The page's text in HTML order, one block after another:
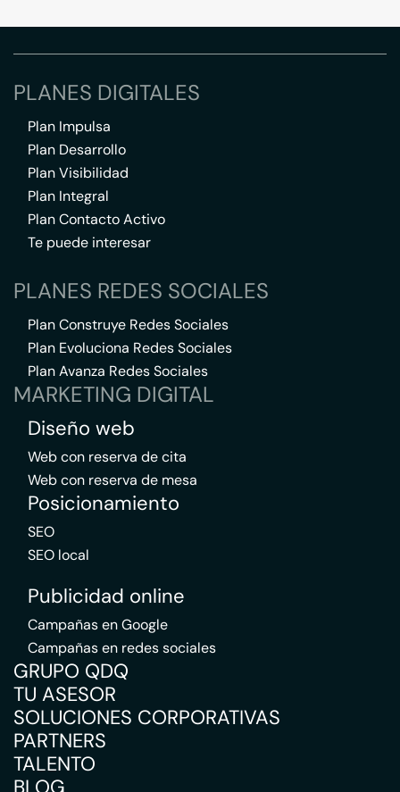
PLANES DIGITALES
Plan Impulsa
Plan Desarrollo
Plan Visibilidad
Plan Integral
Plan Contacto Activo
Te puede interesar
PLANES REDES SOCIALES
Plan Construye Redes Sociales
Plan Evoluciona Redes Sociales
Plan Avanza Redes Sociales
MARKETING DIGITAL
Diseño web
Web con reserva de cita
Web con reserva de mesa
Posicionamiento
SEO
SEO local
Publicidad online
Campañas en Google
Campañas en redes sociales
GRUPO QDQ
TU ASESOR
SOLUCIONES CORPORATIVAS
PARTNERS
TALENTO